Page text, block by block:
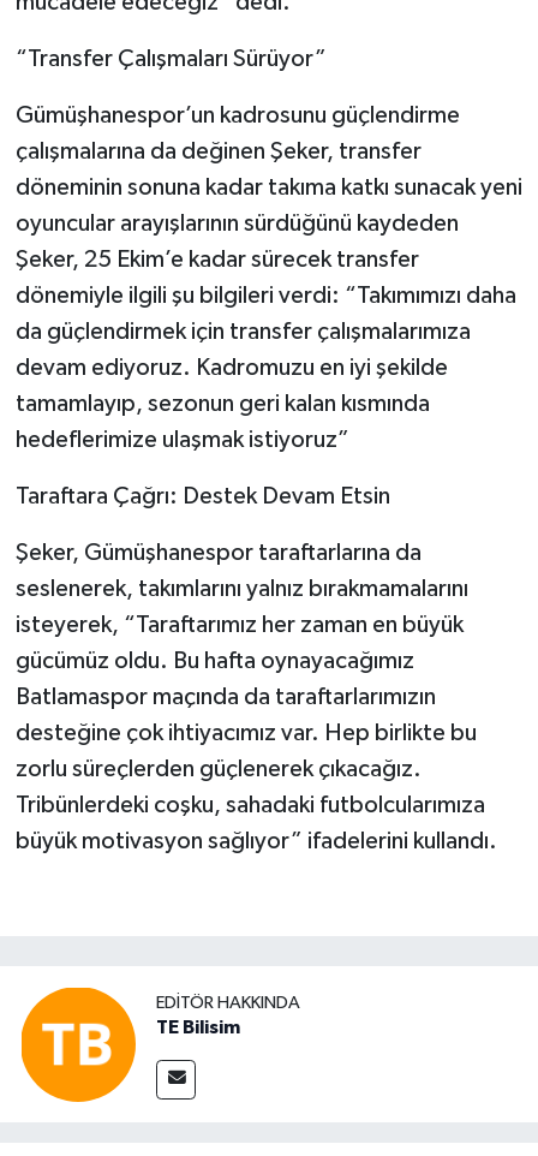
“Transfer Çalışmaları Sürüyor”
Gümüşhanespor’un kadrosunu güçlendirme
çalışmalarına da değinen Şeker, transfer
döneminin sonuna kadar takıma katkı sunacak yeni
oyuncular arayışlarının sürdüğünü kaydeden
Şeker, 25 Ekim’e kadar sürecek transfer
dönemiyle ilgili şu bilgileri verdi: “Takımımızı daha
da güçlendirmek için transfer çalışmalarımıza
devam ediyoruz. Kadromuzu en iyi şekilde
tamamlayıp, sezonun geri kalan kısmında
hedeflerimize ulaşmak istiyoruz”
Taraftara Çağrı: Destek Devam Etsin
Şeker, Gümüşhanespor taraftarlarına da
seslenerek, takımlarını yalnız bırakmamalarını
isteyerek, “Taraftarımız her zaman en büyük
gücümüz oldu. Bu hafta oynayacağımız
Batlamaspor maçında da taraftarlarımızın
desteğine çok ihtiyacımız var. Hep birlikte bu
zorlu süreçlerden güçlenerek çıkacağız.
Tribünlerdeki coşku, sahadaki futbolcularımıza
büyük motivasyon sağlıyor” ifadelerini kullandı.
EDITÖR HAKKINDA
TE Bilisim